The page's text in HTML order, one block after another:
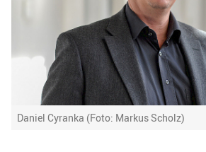
Daniel Cyranka (Foto: Markus Scholz)